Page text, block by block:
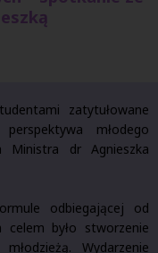
zatytułowane
młodego
Ministra dr Agnieszka
odbiegającej od
celem było stworzenie
Wydarzenie